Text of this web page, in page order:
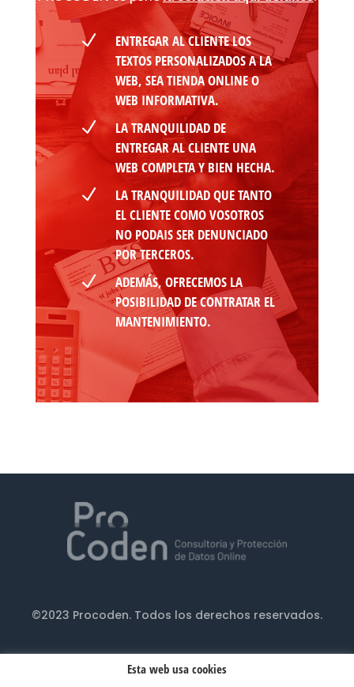
N
ENTREGAR AL CLIENTE LOS
TEXTOS PERSONALIZADOS A LA
WEB, SEA TIENDA ONLINE O
WEB INFORMATIVA.
N
LA TRANQUILIDAD DE
ENTREGAR AL CLIENTE UNA
WEB COMPLETA Y BIEN HECHA.
N
LA TRANQUILIDAD QUE TANTO
EL CLIENTE COMO VOSOTROS
NO PODAIS SER DENUNCIADO
POR TERCEROS.
N
ADEMÁS, OFRECEMOS LA
POSIBILIDAD DE CONTRATAR EL
MANTENIMIENTO.
©2023 Procoden. Todos los derechos reservados.
Esta web usa cookies